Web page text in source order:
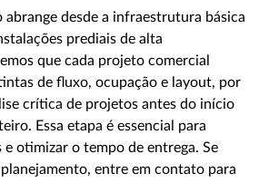
desde a infraestrutura básica
prediais de alta
que cada projeto comercial
de fluxo, ocupação e layout, por
crítica de projetos antes do início
Essa etapa é essencial para
otimizar o tempo de entrega. Se
entre em contato para